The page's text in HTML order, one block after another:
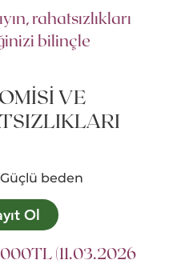
rahatsızlıkları
bilinçle
VE
beden
Ol
(11.03.2026